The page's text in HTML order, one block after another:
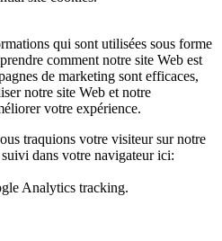
qui sont utilisées sous forme
comment notre site Web est
de marketing sont efficaces,
notre site Web et notre
votre expérience.
traquions votre visiteur sur notre
dans votre navigateur ici:
Analytics tracking.